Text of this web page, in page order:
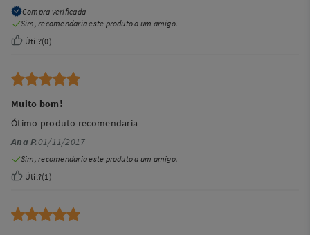
Compra verificada
Sim, recomendaria este produto a um amigo.
Útil?(0)
Muito bom!
Ótimo produto recomendaria
Ana P.01/11/2017
Sim, recomendaria este produto a um amigo.
Útil?(1)